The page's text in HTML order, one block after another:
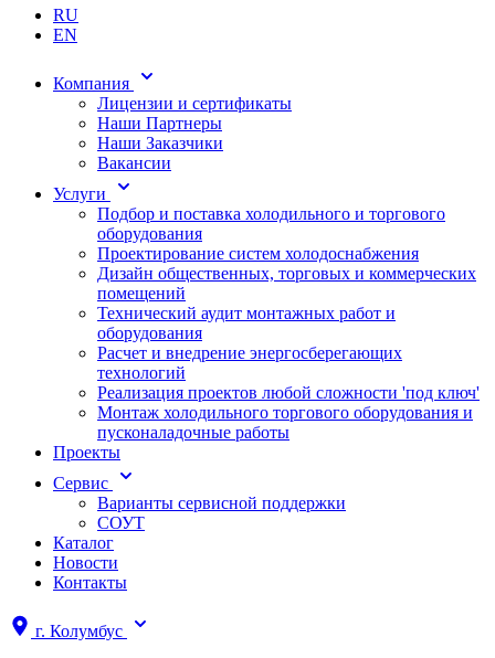
RU
EN
Компания
Лицензии и сертификаты
Наши Партнеры
Наши Заказчики
Вакансии
Услуги
Подбор и поставка холодильного и торгового
оборудования
Проектирование систем холодоснабжения
Дизайн общественных, торговых и коммерческих
помещений
Технический аудит монтажных работ и
оборудования
Расчет и внедрение энергосберегающих
технологий
Реализация проектов любой сложности 'под ключ'
Монтаж холодильного торгового оборудования и
пусконаладочные работы
Проекты
Сервис
Варианты сервисной поддержки
СОУТ
Каталог
Новости
Контакты
г. Колумбус